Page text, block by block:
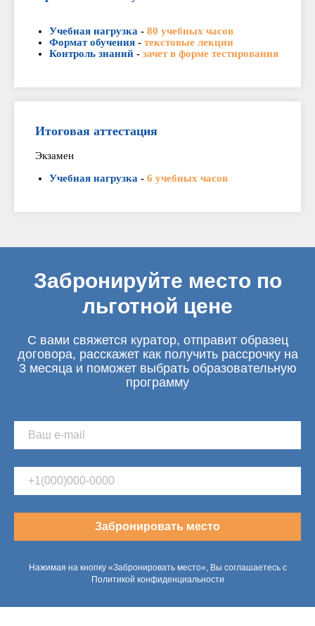
Учебная нагрузка - 80 учебных часов
Формат обучения - текстовые лекции
Контроль знаний - зачет в форме тестирования
Итоговая аттестация
Экзамен
Учебная нагрузка - 6 учебных часов
Забронируйте место по
льготной цене
С вами свяжется куратор, отправит образец
договора, расскажет как получить рассрочку на
3 месяца и поможет выбрать образовательную
программу
Забронировать место
Нажимая на кнопку «Забронировать место», Вы соглашаетесь с
Политикой конфиденциальности